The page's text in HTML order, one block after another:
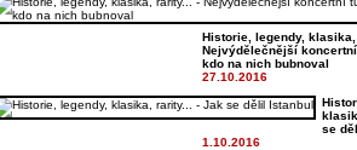
Historie, legendy,
Nejvýdělečnější
kdo na nich bubnoval
27.10.2016
se
1.10.2016